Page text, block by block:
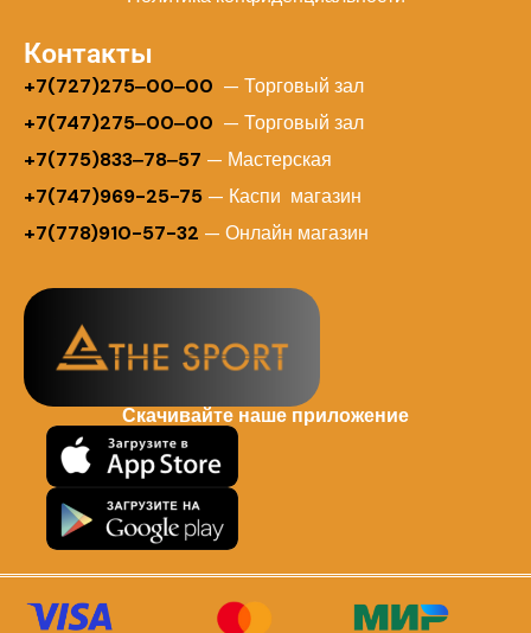
Контакты
+7(727)275‒00‒00 — Торговый зал
+7(747)275‒00‒00 — Торговый зал
+7(775)833‒78‒57 — Мастерская
+7(747)969-25-75 — Каспи магазин
+7(778)910-57-32 — Онлайн магазин
Скачивайте наше приложение